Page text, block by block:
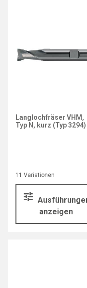
11 Variationen
anzeigen
Langlochfräser VHM,
Typ N, kurz (Typ 3294)